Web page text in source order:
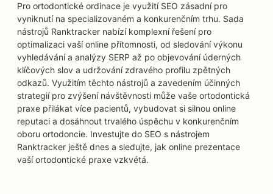
Pro ortodontické ordinace je využití SEO zásadní pro
vyniknutí na specializovaném a konkurenčním trhu. Sada
nástrojů Ranktracker nabízí komplexní řešení pro
optimalizaci vaší online přítomnosti, od sledování výkonu
vyhledávání a analýzy SERP až po objevování úderných
klíčových slov a udržování zdravého profilu zpětných
odkazů. Využitím těchto nástrojů a zavedením účinných
strategií pro zvýšení návštěvnosti může vaše ortodontická
praxe přilákat více pacientů, vybudovat si silnou online
reputaci a dosáhnout trvalého úspěchu v konkurenčním
oboru ortodoncie. Investujte do SEO s nástrojem
Ranktracker ještě dnes a sledujte, jak online prezentace
vaší ortodontické praxe vzkvétá.